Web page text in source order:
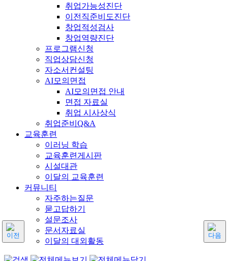
취업가능성진단
이전직준비도진단
창업적성검사
창업역량진단
프로그램신청
직업상담신청
자소서컨설팅
AI모의면접
AI모의면접 안내
면접 자료실
취업 시사상식
취업준비Q&A
교육훈련
이러닝 학습
교육훈련게시판
시설대관
이달의 교육훈련
커뮤니티
자주하는질문
묻고답하기
설문조사
문서자료실
이달의 대외활동